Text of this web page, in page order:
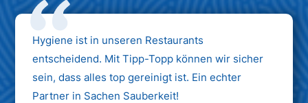
Hygiene ist in unseren Restaurants
entscheidend. Mit Tipp-Topp können wir sicher
sein, dass alles top gereinigt ist. Ein echter
Partner in Sachen Sauberkeit!